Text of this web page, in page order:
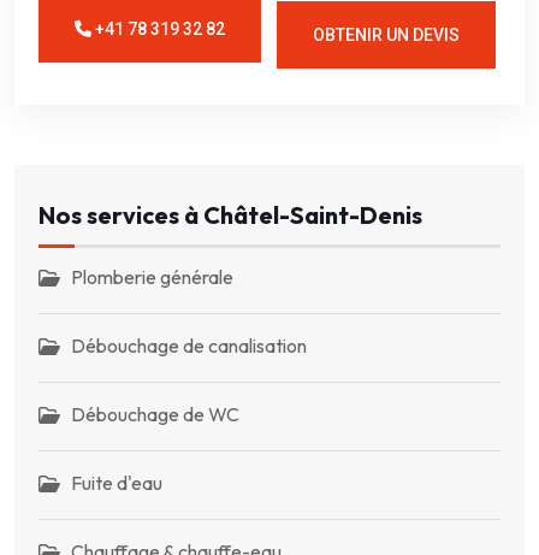
+41 78 319 32 82 OBTENIR UN DEVIS
Nos services à Châtel-Saint-Denis
Plomberie générale
Débouchage de canalisation
Débouchage de WC
Fuite d'eau